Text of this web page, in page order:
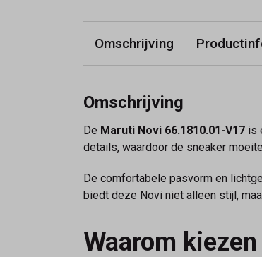
Omschrijving
Omschrijving
De Maruti Novi 66.1810.01-V17 is
details, waardoor de sneaker
De comfortabele pasvorm en
biedt deze Novi niet alleen stijl,
Waarom